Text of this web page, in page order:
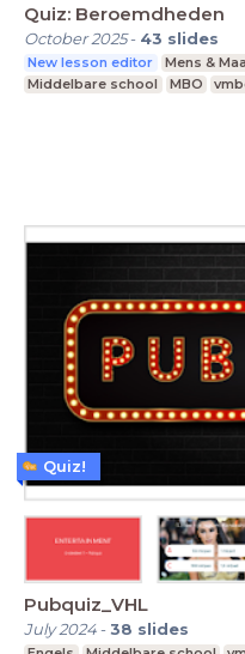
Quiz: Beroemdheden
October 2025- 43 slides
New lesson editor Mens &
Middelbare school
MBO
Pubquiz_VHL
July 2024-38 slides
Quiz!